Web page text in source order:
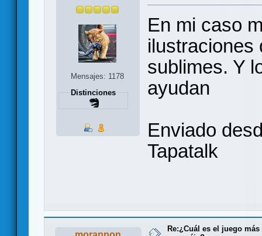
Mensajes: 1178
Distinciones
En mi caso
ilustraciones
sublimes. Y
ayudan
Enviado
Tapatalk
Re:¿Cuál es el juego